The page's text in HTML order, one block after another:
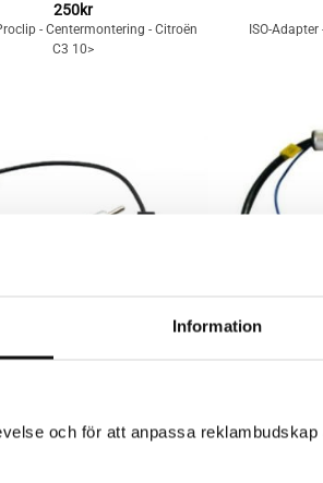
Information
och för att anpassa
250kr
- Centermontering - Citroën
C3 10>
ISO-
Lägg till i
önskelistan
– Citroën